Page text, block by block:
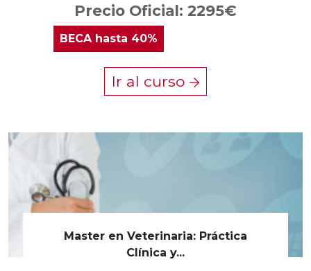
Precio Oficial: 2295€
BECA hasta 40%
Ir al curso
Master en Veterinaria: Práctica
Clínica y...